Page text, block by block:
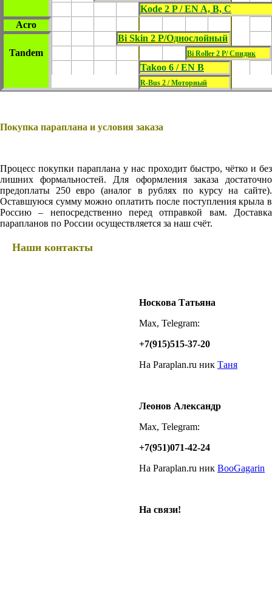
Kode 2 P / EN A, B, C
Acro
Bi Skin 2 P/Однослойный
Tandem
Bi Roller 2 P/ Спидик
Takoo 6 / EN B
R-Bus 2 / Моторный
Покупка параплана и условия заказа
Процесс покупки параплана у нас проходит быстро, чётко и без
лишних формальностей. Для оформления заказа достаточно
предоплаты 250 евро (аналог в рублях по курсу на сайте).
Оставшуюся сумму можно оплатить после поступления крыла в
Россию – непосредственно перед отправкой вам. Доставка
парапланов по России осуществляется за наш счёт.
Наши контакты
Носкова Татьяна
Max, Telegram:
+7(915)515-37-20
На Paraplan.ru ник Таня
Леонов Александр
Max, Telegram:
+7(951)071-42-24
На Paraplan.ru ник BooGagarin
На связи!